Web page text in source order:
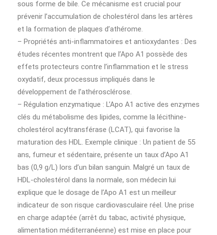
sous forme de bile. Ce mécanisme est crucial pour
prévenir l’accumulation de cholestérol dans les artères
et la formation de plaques d’athérome.
– Propriétés anti-inflammatoires et antioxydantes : Des
études récentes montrent que l’Apo A1 possède des
effets protecteurs contre l’inflammation et le stress
oxydatif, deux processus impliqués dans le
développement de l’athérosclérose.
– Régulation enzymatique : L’Apo A1 active des enzymes
clés du métabolisme des lipides, comme la lécithine-
cholestérol acyltransférase (LCAT), qui favorise la
maturation des HDL. Exemple clinique : Un patient de 55
ans, fumeur et sédentaire, présente un taux d’Apo A1
bas (0,9 g/L) lors d’un bilan sanguin. Malgré un taux de
HDL-cholestérol dans la normale, son médecin lui
explique que le dosage de l’Apo A1 est un meilleur
indicateur de son risque cardiovasculaire réel. Une prise
en charge adaptée (arrêt du tabac, activité physique,
alimentation méditerranéenne) est mise en place pour